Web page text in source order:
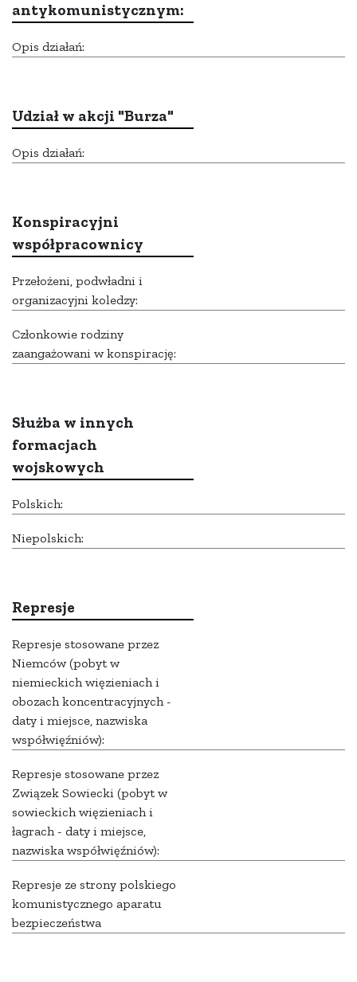
antykomunistycznym:
Opis działań:
Udział w akcji "Burza"
Opis działań:
Konspiracyjni
współpracownicy
Przełożeni, podwładni i
organizacyjni koledzy:
Członkowie rodziny
zaangażowani w konspirację:
Służba w innych
formacjach
wojskowych
Polskich:
Niepolskich:
Represje
Represje stosowane przez
Niemców (pobyt w
niemieckich więzieniach i
obozach koncentracyjnych -
daty i miejsce, nazwiska
współwięźniów):
Represje stosowane przez
Związek Sowiecki (pobyt w
sowieckich więzieniach i
łagrach - daty i miejsce,
nazwiska współwięźniów):
Represje ze strony polskiego
komunistycznego aparatu
bezpieczeństwa